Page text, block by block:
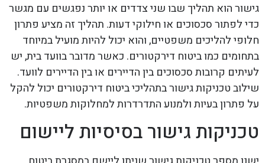
גישור הוא תהליך שבו שני צדדים או יותר נפגשים עם מגשר
כדי לפתור סכסוכים או חילוקי דעות. תהליך זה מציע פתרון
חלופי להליכים משפטיים, והוא יכול להיות מועיל במיוחד
בתחומים כמו ביטוח דירקטורים. כאשר מדובר בוועד בית, יש
לעיתים קרובות סכסוכים בין הדיירים או בין הדיירים לוועד.
שילוב טכניקות גישור בתהליכי ביטוח דירקטורים יכול להקל
על פתרון בעיות ולמנוע התדרדרות למחלוקות משפטיות.
טכניקות גישור בסיסיות ליישום